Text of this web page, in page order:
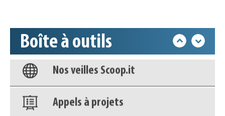
Boîte à outils
Nos veilles Scoop.it
Appels à projets